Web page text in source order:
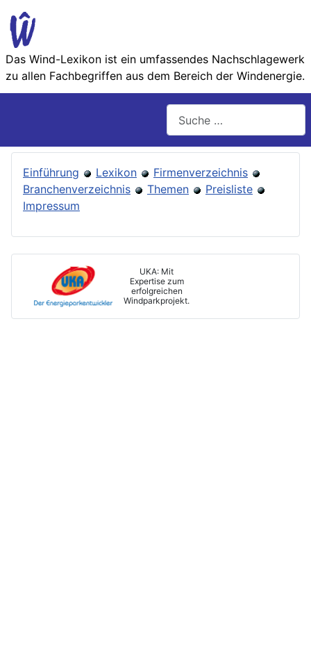
Das Wind-Lexikon ist ein umfassendes Nachschlage­werk
zu allen Fachbegriffen aus dem Bereich der Wind­energie.
Einführung Lexikon
Firmenverzeichnis
Branchenverzeichnis
Themen
Preisliste
Impressum
UKA: Mit
Expertise zum
erfolgreichen
Windparkprojekt.